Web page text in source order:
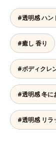
#透明感 ハン
#癒し 香り
#ボディクレ
#透明感 冬に
#透明感 リラ